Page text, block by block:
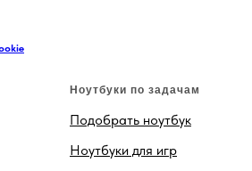
Ноутбуки по задачам
Подобрать ноутбук
Ноутбуки для игр